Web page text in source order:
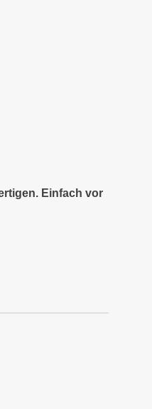
Einfach vor